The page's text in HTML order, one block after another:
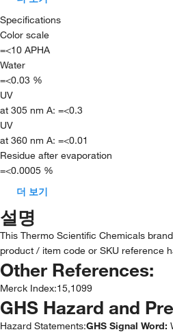
Specifications
Color scale
=<10 APHA
Water
=<0.03 %
UV
at 305 nm A: =<0.3
UV
at 360 nm A: =<0.01
Residue after evaporation
=<0.0005 %
더 보기
설명
This Thermo Scientific Chemicals
product / item code or SKU reference
Other References:
Merck Index:15,1099
GHS Hazard and
Hazard Statements:GHS Signal Word: